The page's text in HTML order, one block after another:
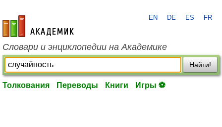
academic.ru
EN DE ES FR
Словари и энциклопедии на Академике
Найти!
Толкования Переводы Книги Игры ⚽